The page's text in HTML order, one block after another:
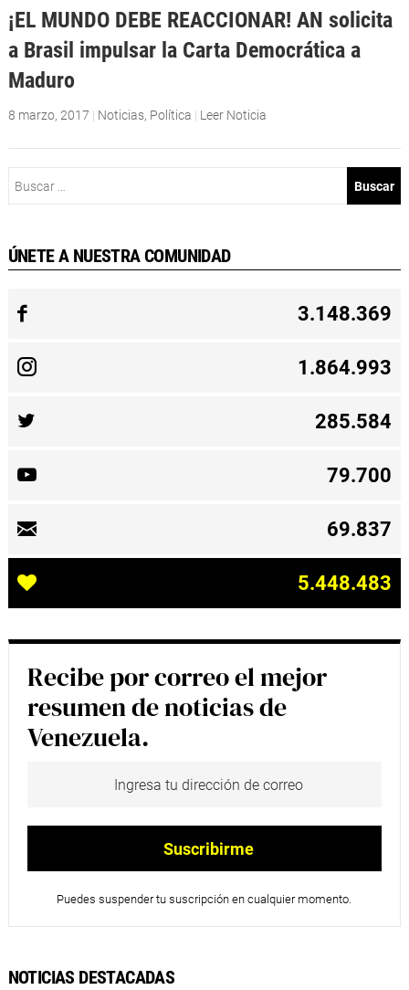
¡EL MUNDO DEBE REACCIONAR! AN solicita
a Brasil impulsar la Carta Democrática a
Maduro
8 marzo, 2017 | Noticias, Política | Leer Noticia
ÚNETE A NUESTRA COMUNIDAD
3.148.369
1.864.993
285.584
79.700
69.837
5.448.483
Recibe por correo el mejor
resumen de noticias de
Venezuela.
Puedes suspender tu suscripción en cualquier momento.
NOTICIAS DESTACADAS